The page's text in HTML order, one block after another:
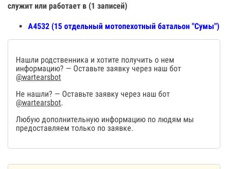
служит или работает в (1 записей)
А4532 (15 отдельный мотопехотный батальон "Сумы")
Нашли родственника и хотите получить о нем
информацию? — Оставьте заявку через наш бот
@wartearsbot
Не нашли? — Оставьте заявку через наш бот
@wartearsbot.
Любую дополнительную информацию по людям мы
предоставляем только по заявке.